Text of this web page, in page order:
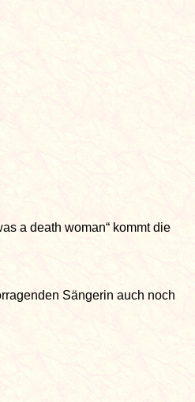
a death woman“ kommt die
Sängerin auch noch